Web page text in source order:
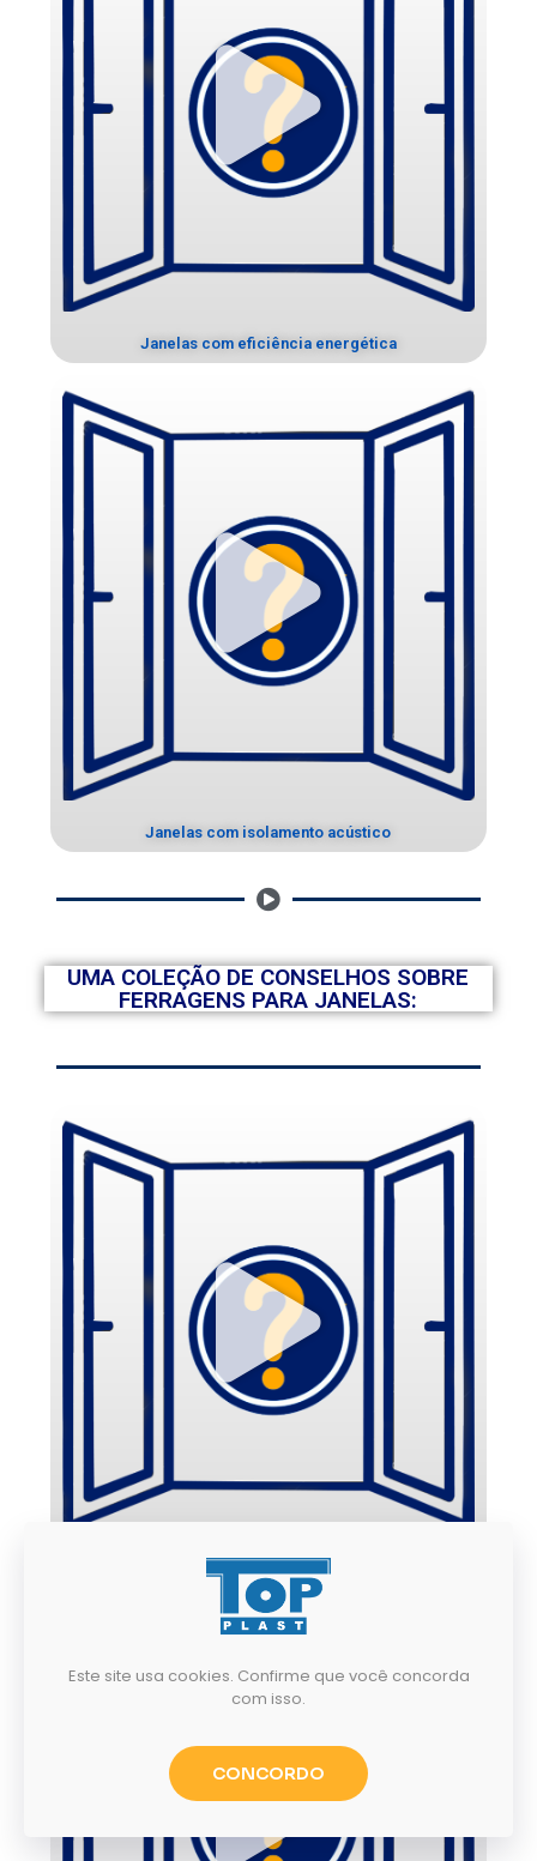
Janelas com eficiência energética
Janelas com isolamento acústico
UMA COLEÇÃO DE CONSELHOS SOBRE
FERRAGENS PARA JANELAS:
Manutenção do hardware do Winkhaus activPilot
Este site usa cookies. Confirme que você concorda
com isso.
CONCORDO